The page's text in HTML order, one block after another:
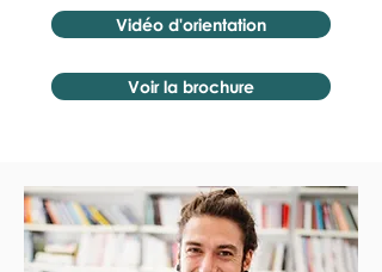
Vidéo d'orientation
Voir la brochure